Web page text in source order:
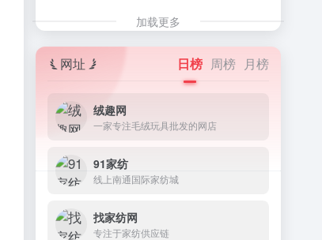
加载更多
网址 日榜 周榜 月榜
绒趣网
一家专注毛绒玩具批发的网店
91家纺
线上南通国际家纺城
找家纺网
专注于家纺供应链